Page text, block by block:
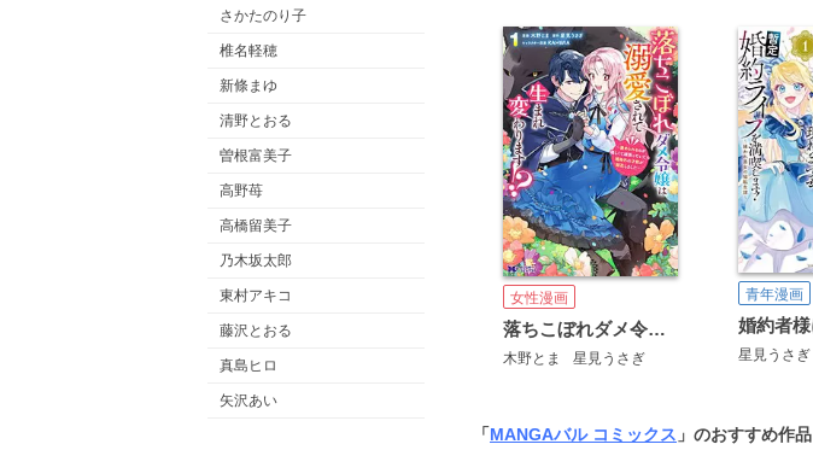
さかたのり子
椎名軽穂
新條まゆ
清野とおる
曽根富美子
高野苺
高橋留美子
乃木坂太郎
東村アキコ
藤沢とおる
真島ヒロ
矢沢あい
女性漫画
落ちこぼれダメ令嬢は溺愛されて生まれ変わります！？～褒められるのが嬉しくて頑張っていたら規格外の才能が開花しました～(コミック)
木野とま 星見うさぎ
青年漫画
星見うさぎ
「MANGAバル コミックス 」のおすすめ作品